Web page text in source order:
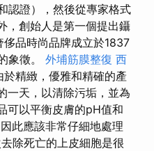
認證），然後從專家格式
，創始人是第一個提出鑷
侈品時尚品牌成立於1837
象徵。 外埔筋膜整復 西
精緻，優雅和精確的產
一天，以清除污垢，並為
可以平衡皮膚的pH值和
此應該非常仔細地處理
除死亡的上皮細胞是很